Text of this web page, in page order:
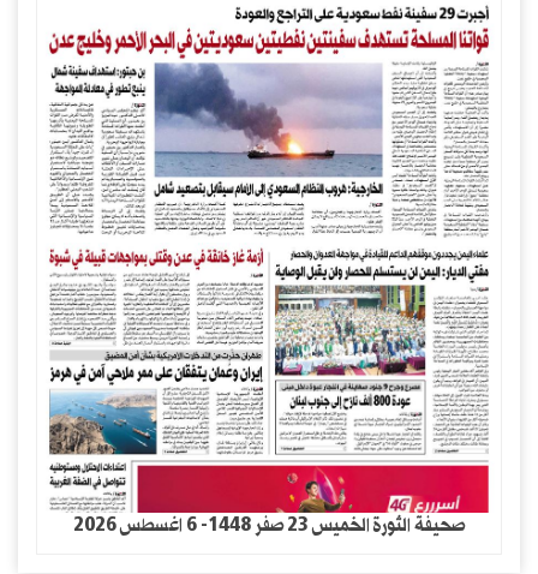
صحيفة الثورة الخميس 23 صفر 1448- 6 اغسطس 2026